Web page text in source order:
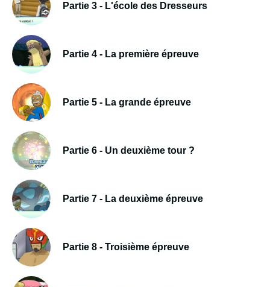
Partie 3 - L'école des Dresseurs
Partie 4 - La première épreuve
Partie 5 - La grande épreuve
Partie 6 - Un deuxième tour ?
Partie 7 - La deuxième épreuve
Partie 8 - Troisième épreuve